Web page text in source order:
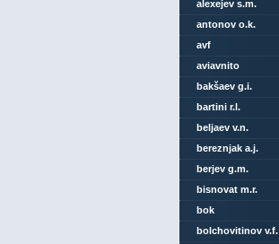
alexejev s.m.
antonov o.k.
avf
aviavnito
bakšaev g.i.
bartini r.l.
beljaev v.n.
bereznjak a.j.
berjev g.m.
bisnovat m.r.
bok
bolchovitinov v.f.